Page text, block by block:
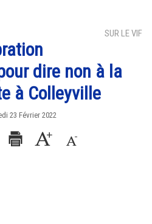
SUR LE VIF
dire non à la
à Colleyville
23 Février 2022